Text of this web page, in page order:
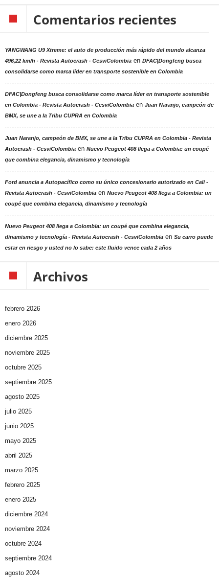
Comentarios recientes
YANGWANG U9 Xtreme: el auto de producción más rápido del mundo alcanza
496,22 km/h - Revista Autocrash - CesviColombia en DFAC|Dongfeng busca
consolidarse como marca líder en transporte sostenible en Colombia
DFAC|Dongfeng busca consolidarse como marca líder en transporte sostenible
en Colombia - Revista Autocrash - CesviColombia en Juan Naranjo, campeón de
BMX, se une a la Tribu CUPRA en Colombia
Juan Naranjo, campeón de BMX, se une a la Tribu CUPRA en Colombia - Revista
Autocrash - CesviColombia en Nuevo Peugeot 408 llega a Colombia: un coupé
que combina elegancia, dinamismo y tecnología
Ford anuncia a Autopacífico como su único concesionario autorizado en Cali -
Revista Autocrash - CesviColombia en Nuevo Peugeot 408 llega a Colombia: un
coupé que combina elegancia, dinamismo y tecnología
Nuevo Peugeot 408 llega a Colombia: un coupé que combina elegancia,
dinamismo y tecnología - Revista Autocrash - CesviColombia en Su carro puede
estar en riesgo y usted no lo sabe: este fluido vence cada 2 años
Archivos
febrero 2026
enero 2026
diciembre 2025
noviembre 2025
octubre 2025
septiembre 2025
agosto 2025
julio 2025
junio 2025
mayo 2025
abril 2025
marzo 2025
febrero 2025
enero 2025
diciembre 2024
noviembre 2024
octubre 2024
septiembre 2024
agosto 2024